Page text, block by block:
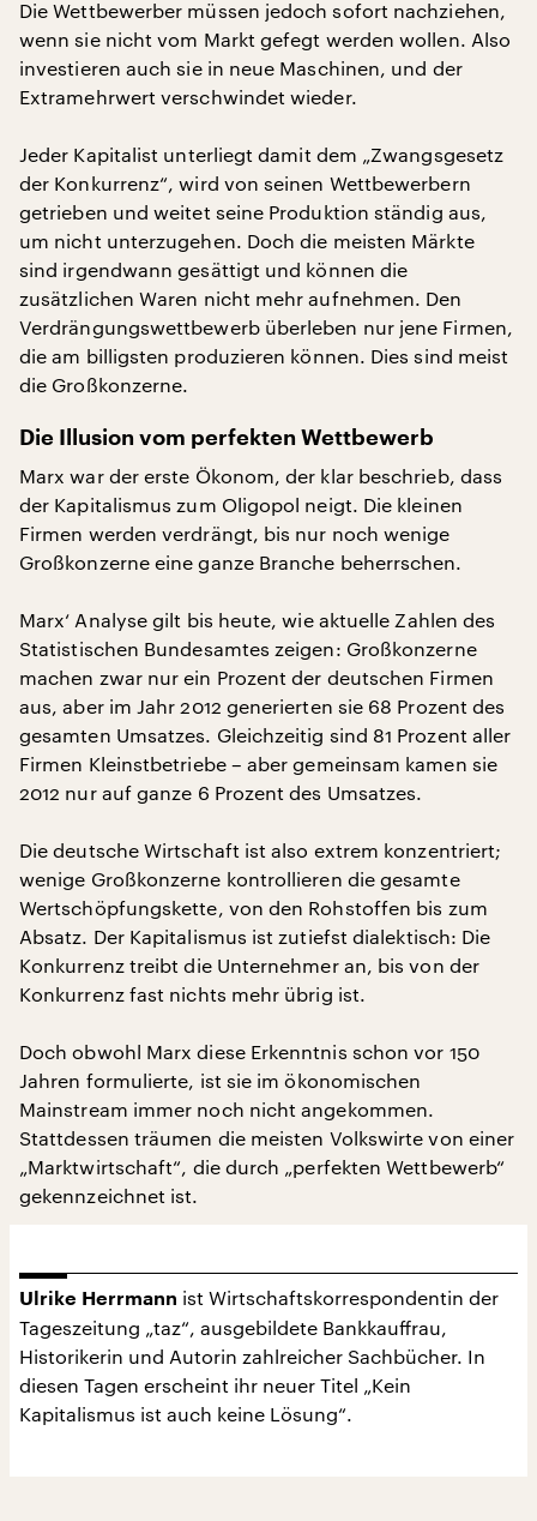
Die Wettbewerber müssen jedoch sofort nachziehen,
wenn sie nicht vom Markt gefegt werden wollen. Also
investieren auch sie in neue Maschinen, und der
Extramehrwert verschwindet wieder.
Jeder Kapitalist unterliegt damit dem „Zwangsgesetz
der Konkurrenz“, wird von seinen Wettbewerbern
getrieben und weitet seine Produktion ständig aus,
um nicht unterzugehen. Doch die meisten Märkte
sind irgendwann gesättigt und können die
zusätzlichen Waren nicht mehr aufnehmen. Den
Verdrängungswettbewerb überleben nur jene Firmen,
die am billigsten produzieren können. Dies sind meist
die Großkonzerne.
Die Illusion vom perfekten Wettbewerb
Marx war der erste Ökonom, der klar beschrieb, dass
der Kapitalismus zum Oligopol neigt. Die kleinen
Firmen werden verdrängt, bis nur noch wenige
Großkonzerne eine ganze Branche beherrschen.
Marx‘ Analyse gilt bis heute, wie aktuelle Zahlen des
Statistischen Bundesamtes zeigen: Großkonzerne
machen zwar nur ein Prozent der deutschen Firmen
aus, aber im Jahr 2012 generierten sie 68 Prozent des
gesamten Umsatzes. Gleichzeitig sind 81 Prozent aller
Firmen Kleinstbetriebe – aber gemeinsam kamen sie
2012 nur auf ganze 6 Prozent des Umsatzes.
Die deutsche Wirtschaft ist also extrem konzentriert;
wenige Großkonzerne kontrollieren die gesamte
Wertschöpfungskette, von den Rohstoffen bis zum
Absatz. Der Kapitalismus ist zutiefst dialektisch: Die
Konkurrenz treibt die Unternehmer an, bis von der
Konkurrenz fast nichts mehr übrig ist.
Doch obwohl Marx diese Erkenntnis schon vor 150
Jahren formulierte, ist sie im ökonomischen
Mainstream immer noch nicht angekommen.
Stattdessen träumen die meisten Volkswirte von einer
„Marktwirtschaft“, die durch „perfekten Wettbewerb“
gekennzeichnet ist.
Ulrike Herrmann ist Wirtschaftskorrespondentin der
Tageszeitung „taz“, ausgebildete Bankkauffrau,
Historikerin und Autorin zahlreicher Sachbücher. In
diesen Tagen erscheint ihr neuer Titel „Kein
Kapitalismus ist auch keine Lösung“.